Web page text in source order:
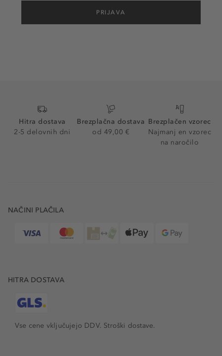
PRIJAVA
Hitra dostava
2-5 delovnih dni
Brezplačna dostava
od 49,00 €
Brezplačen vzorec
Najmanj en vzorec
na naročilo
NAČINI PLAČILA
HITRA DOSTAVA
Vse cene vključujejo DDV. Stroški dostave.